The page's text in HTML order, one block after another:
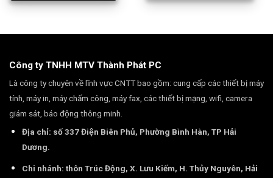
Công ty TNHH MTV Thành Phát PC
Là công ty chuyên về lĩnh vực CNTT bao gồm: cung cấp các thiết bị máy
tính, máy in, máy chấm công, máy fax, các thiết bị mạng, wifi, camera
giám sát, báo động thông minh.
Địa chỉ: số 337 Điện Biên Phủ, Phường Bình Hàn, TP Hải
Dương.
Chi nhánh: thôn Trúc Động, X. Lưu Kiếm, H. Thủy Nguyên, Hải